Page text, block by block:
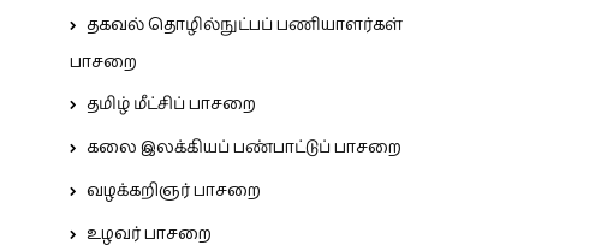
தகவல் தொழில்நுட்பப் பணியாளர்கள்
பாசறை
தமிழ் மீட்சிப் பாசறை
கலை இலக்கியப் பண்பாட்டுப் பாசறை
வழக்கறிஞர் பாசறை
உழவர் பாசறை